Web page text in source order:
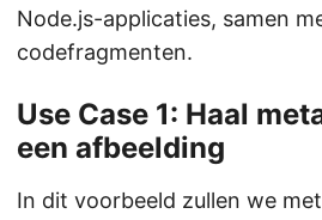
Node.js-applicaties, samen
codefragmenten.
Use Case 1: Haal
een afbeelding
In dit voorbeeld zullen we